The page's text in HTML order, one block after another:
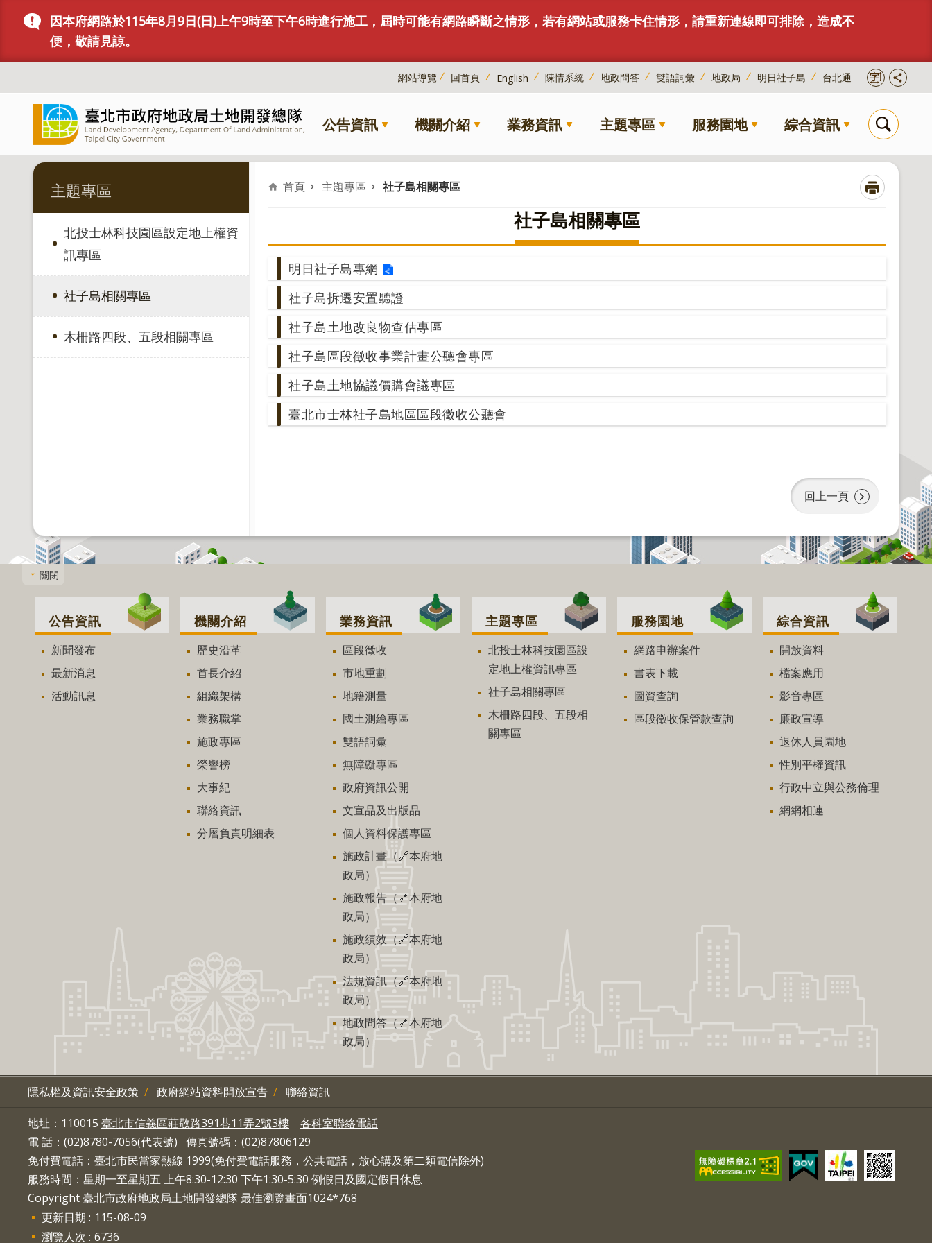
跳到主要內容區塊
因本府網路於115年8月9日(日)上午9時至下午6時進行施工，屆時可能有網路瞬斷之情形，若有網站或服務卡住情形，請重新連線即可排除，造成不
便，敬請見諒。
網站導覽 回首頁 English 陳情系統 地政問答 雙語詞彙 地政局 明日社子島 台北通
公告資訊 機關介紹 業務資訊 主題專區 服務園地 綜合資訊
主題專區
北投士林科技園區設定地上權資
訊專區
社子島相關專區
木柵路四段、五段相關專區
首頁 主題專區 社子島相關專區
社子島相關專區
明日社子島專網
社子島拆遷安置聽證
社子島土地改良物查估專區
社子島區段徵收事業計畫公聽會專區
社子島土地協議價購會議專區
臺北市士林社子島地區區段徵收公聽會
回上一頁
關閉
公告資訊
新聞發布
最新消息
活動訊息
機關介紹
歷史沿革
首長介紹
組織架構
業務職掌
施政專區
榮譽榜
大事紀
聯絡資訊
分層負責明細表
業務資訊
區段徵收
市地重劃
地籍測量
國土測繪專區
雙語詞彙
無障礙專區
政府資訊公開
文宣品及出版品
個人資料保護專區
施政計畫（🔗本府地
政局）
施政報告（🔗本府地
政局）
施政績效（🔗本府地
政局）
法規資訊（🔗本府地
政局）
地政問答（🔗本府地
政局）
主題專區
北投士林科技園區設
定地上權資訊專區
社子島相關專區
木柵路四段、五段相
關專區
服務園地
網路申辦案件
書表下載
圖資查詢
區段徵收保管款查詢
綜合資訊
開放資料
檔案應用
影音專區
廉政宣導
退休人員園地
性別平權資訊
行政中立與公務倫理
網網相連
隱私權及資訊安全政策 政府網站資料開放宣告 聯絡資訊
地址：110015 臺北市信義區莊敬路391巷11弄2號3樓
各科室聯絡電話
電 話：(02)8780-7056(代表號) 傳真號碼：(02)87806129
免付費電話：臺北市民當家熱線 1999(免付費電話服務，公共電話，放心講及第二類電信除外)
服務時間：星期一至星期五 上午8:30-12:30 下午1:30-5:30 例假日及國定假日休息
Copyright 臺北市政府地政局土地開發總隊 最佳瀏覽畫面1024*768
更新日期
115-08-09
瀏覽人次 6736